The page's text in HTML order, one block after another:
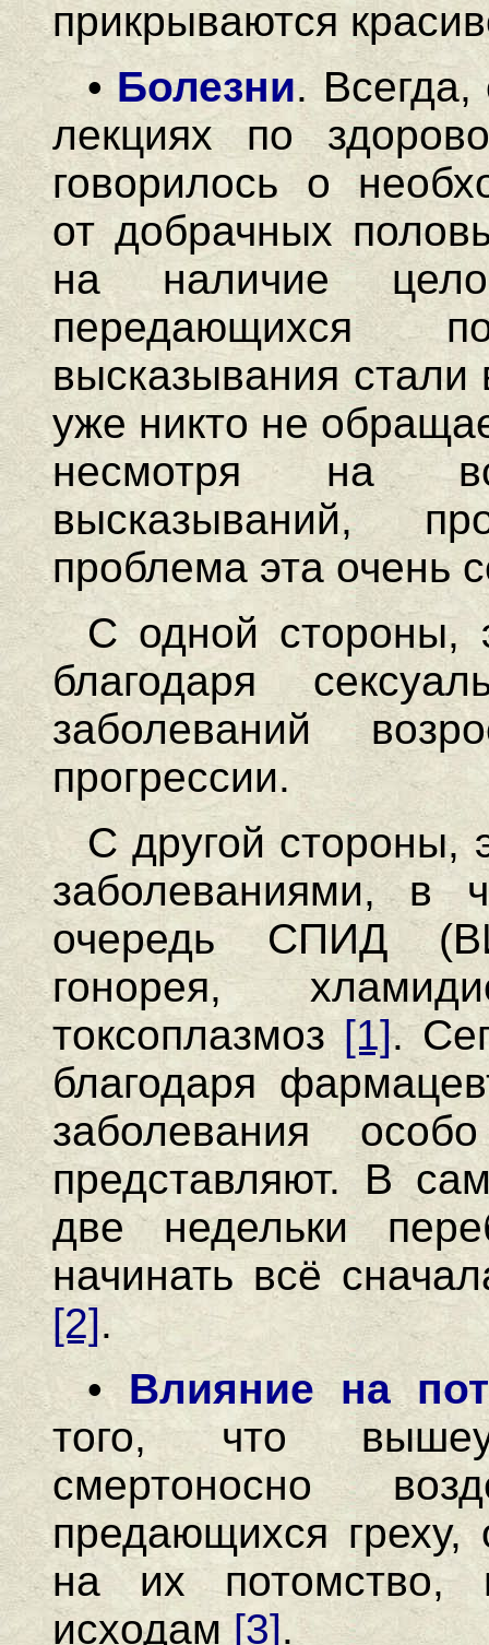
прикрываются
• Болезни.
лекциях по
говорилось о
от добрачных
на наличие
передающихся
высказывания
уже никто не
несмотря на
высказываний,
проблема эта очень
С одной стороны,
благодаря
заболеваний
прогрессии.
С другой стороны,
заболеваниями, в
очередь СПИД
гонорея,
токсоплазмоз [1].
благодаря
заболевания
представляют. В
две недельки
начинать всё
[2].
• Влияние на
того, что
смертоносно
предающихся
на их потомство,
исходам [3].